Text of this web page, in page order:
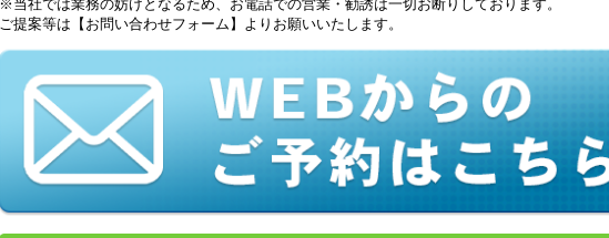
※当社では業務の妨げとなるため、お電話での営業・勧誘は一切お断りしております。
ご提案等は【お問い合わせフォーム】よりお願いいたします。